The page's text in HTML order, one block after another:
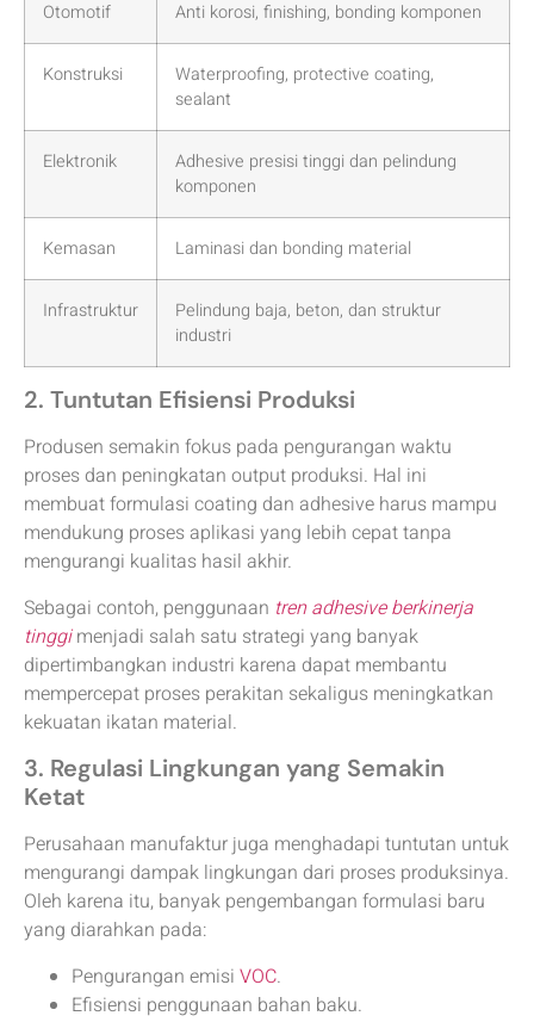
Otomotif Anti korosi, finishing, bonding komponen
Konstruksi
Waterproofing, protective coating,
sealant
Elektronik
Adhesive presisi tinggi dan pelindung
komponen
Kemasan Laminasi dan bonding material
Infrastruktur
Pelindung baja, beton, dan struktur
industri
2. Tuntutan Efisiensi Produksi
Produsen semakin fokus pada pengurangan waktu
proses dan peningkatan output produksi. Hal ini
membuat formulasi coating dan adhesive harus mampu
mendukung proses aplikasi yang lebih cepat tanpa
mengurangi kualitas hasil akhir.
Sebagai contoh, penggunaan tren adhesive berkinerja
tinggimenjadi salah satu strategi yang banyak
dipertimbangkan industri karena dapat membantu
mempercepat proses perakitan sekaligus meningkatkan
kekuatan ikatan material.
3. Regulasi Lingkungan yang Semakin
Ketat
Perusahaan manufaktur juga menghadapi tuntutan untuk
mengurangi dampak lingkungan dari proses produksinya.
Oleh karena itu, banyak pengembangan formulasi baru
yang diarahkan pada:
Pengurangan emisi VOC.
Efisiensi penggunaan bahan baku.